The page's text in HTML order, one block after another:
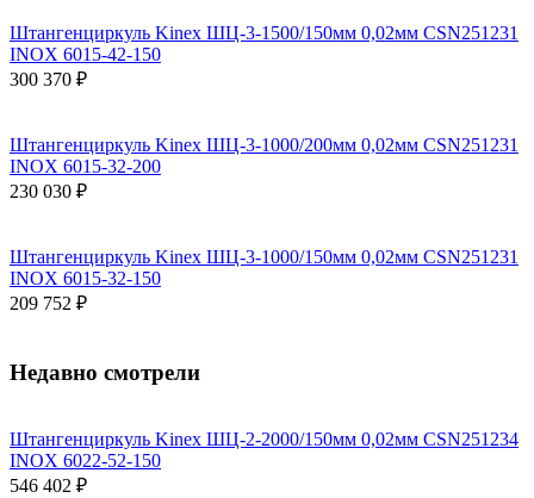
Штангенциркуль Kinex ШЦ-3-1500/150мм 0,02мм СSN251231
INOX 6015-42-150
300 370 ₽
Штангенциркуль Kinex ШЦ-3-1000/200мм 0,02мм СSN251231
INOX 6015-32-200
230 030 ₽
Штангенциркуль Kinex ШЦ-3-1000/150мм 0,02мм СSN251231
INOX 6015-32-150
209 752 ₽
Недавно смотрели
Штангенциркуль Kinex ШЦ-2-2000/150мм 0,02мм СSN251234
INOX 6022-52-150
546 402 ₽